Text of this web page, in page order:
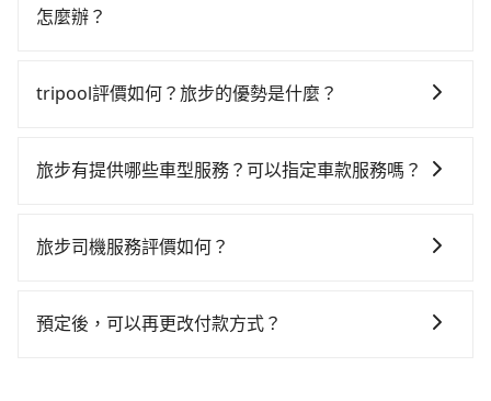
均每人花費為500元。但如果全程使用tripool並到府專
元車資，而且更會額外浪費15分鐘在轉乘與等車上，現
交通費用。
民權西路站到高鐵苗栗站的花費預估為
時40元路邊停車費用預估進去，但額外的汽車保險與可
差的車款，如果人數超過四位，更是沒有較大的七人座
凹的車門仍未被修理，每一次租車都好像在開樂透一
車位，對於急著用車或者要載其他乘客的人來說就有不
到車，也可考慮打電話至捷運民權西路站附近的計程車
但如改預約tripool可省高達$1,200。但如果要考慮到回
倍。綜合以上，無論在價格或服務品質上，tripool都是
怎麼辦？
派車。在出發前一天晚上八點時，會透過電子郵件與簡
繫，可能原本約定的地點不適合暫停而改停靠在附近的
tripool評價如何？旅步的優勢是什麼？
定及可靠的，大多數的使用者都給予了高分評價。此
車前一日凌晨6點前取消均可無條件全額退費的承諾，讓
旅步有提供哪些車型服務？可以指定車款服務嗎？
指定車款服務的需求，可以先將您的需先提供旅步，會
旅步司機服務評價如何？
機非常高的評價，認為他們非常專業且親切！讓他們的
預定後，可以再更改付款方式？